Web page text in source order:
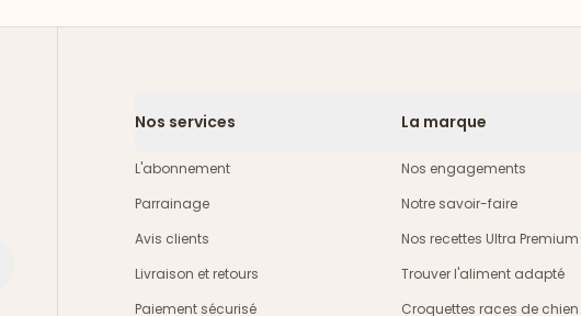
Nos services
L'abonnement
Parrainage
Avis clients
Livraison et retours
Paiement sécurisé
La marque
Nos engagements
Notre savoir-faire
Nos recettes Ultra Premium
Trouver l'aliment adapté
Croquettes races de chien